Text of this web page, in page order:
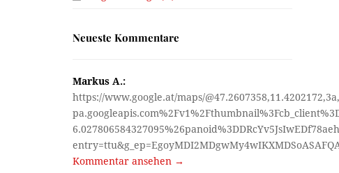
Neueste Kommentare
Markus A.:
https://www.google.at/maps/
Kommentar ansehen →